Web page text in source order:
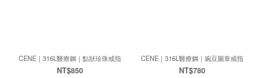
CENE｜316L醫療鋼｜點狀珍珠戒指
NT$850
CENE｜316L醫療鋼｜豌豆圖章戒指
NT$780